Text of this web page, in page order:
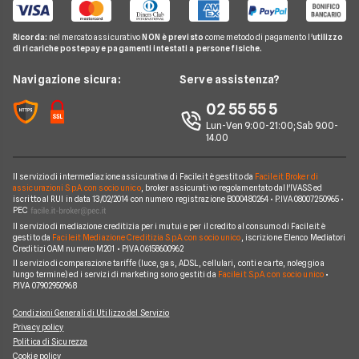
Reclami
Mappa del sito
Facile.it Club
Lavora in Facile.it
Notizie Assicurazioni
Consolidamento Debiti
Migliori Prestiti
Notizie Finanziamenti
Notizie Investimenti
Notizie Trading
Pompa di calore
Notizie Luce e gas
Offerte Internet Mobile
Offerte Telefonia Mobile Partita Iva
Notizie Telefonia Mobile
Notizie TV a pagamento
Noleggio Lungo Termine Privati
Noleggio Lungo Termine Senza Anticipo
Noleggio Lungo Termine Auto Usate
Noleggio Lungo Termine Auto Elettriche
Notizie noleggio
Ricorda: nel mercato assicurativo NON è previsto come metodo di pagamento l'utilizzo
di ricariche postepay e pagamenti intestati a persone fisiche.
Navigazione sicura: Serve assistenza?
02 55 55 5
Lun-Ven 9:00-21:00; Sab 9.00-
14.00
Il servizio di intermediazione assicurativa di Facile.it è gestito da Facile.it Broker di
assicurazioni S.p.A. con socio unico, broker assicurativo regolamentato dall'IVASS ed
iscritto al RUI in data 13/02/2014 con numero registrazione B000480264 • P.IVA 08007250965 •
PEC
Il servizio di mediazione creditizia per i mutui e per il credito al consumo di Facile.it è
gestito da Facile.it Mediazione Creditizia S.p.A. con socio unico , iscrizione Elenco Mediatori
Creditizi OAM numero M201 • P.IVA 06158600962
Il servizio di comparazione tariffe (luce, gas, ADSL, cellulari, conti e carte, noleggio a
lungo termine) ed i servizi di marketing sono gestiti da Facile.it S.p.A. con socio unico•
P.IVA 07902950968
Condizioni Generali di Utilizzo del Servizio
Privacy policy
Politica di Sicurezza
Cookie policy